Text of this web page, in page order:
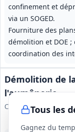
confinement et
via un SOGED.
Fourniture des
démolition et DOE ;
coordination des
Tous les
Gagnez du
Démolition de
l'aumônerie
Commune de Loon-